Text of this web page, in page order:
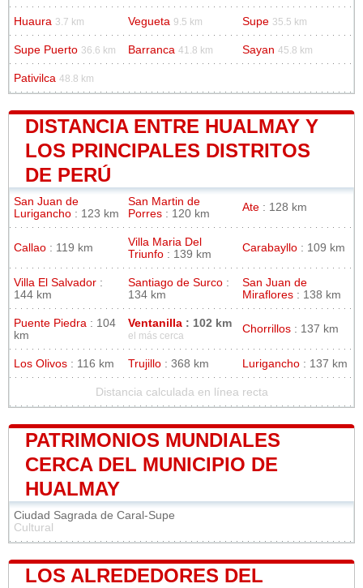
Huaura 3.7 km Vegueta 9.5 km Supe 35.5 km
Supe Puerto 36.6 km Barranca 41.8 km Sayan 45.8 km
Pativilca 48.8 km
DISTANCIA ENTRE HUALMAY Y
LOS PRINCIPALES DISTRITOS
DE PERÚ
San Juan de
Lurigancho : 123 km
San Martin de
Porres : 120 km
Ate : 128 km
Callao : 119 km
Villa Maria Del
Triunfo : 139 km
Carabayllo : 109 km
Villa El Salvador :
144 km
Santiago de Surco :
134 km
San Juan de
Miraflores : 138 km
Puente Piedra : 104
km
Ventanilla : 102 km
el más cerca
Chorrillos : 137 km
Los Olivos : 116 km Trujillo : 368 km Lurigancho : 137 km
Distancia calculada en línea recta
PATRIMONIOS MUNDIALES
CERCA DEL MUNICIPIO DE
HUALMAY
Ciudad Sagrada de Caral-Supe
Cultural
LOS ALREDEDORES DEL